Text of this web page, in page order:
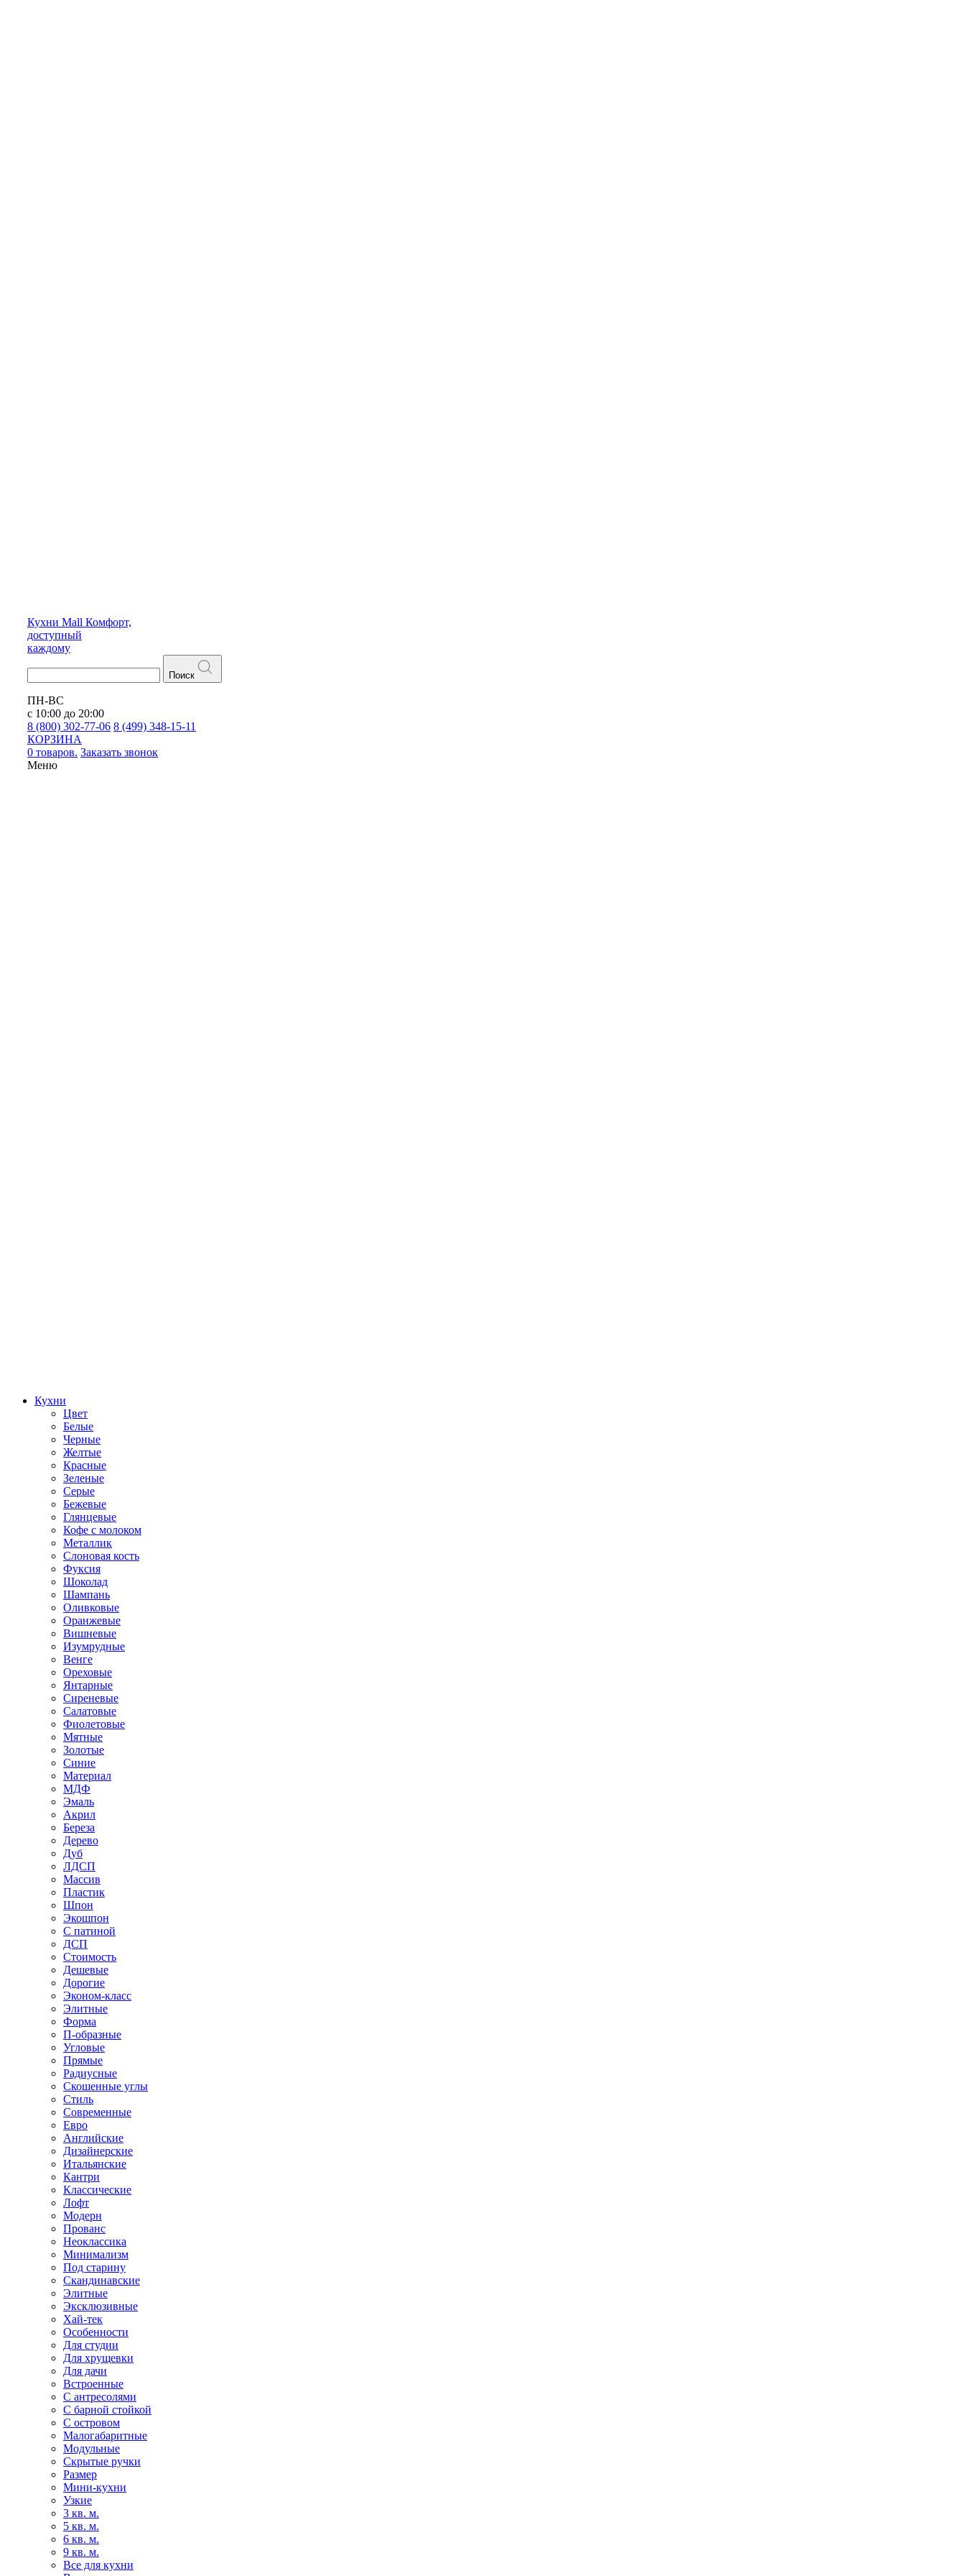
Кухни Mall Комфорт,
доступный
каждому
Поиск
ПН-ВС
с 10:00 до 20:00
8 (800) 302-77-06 8 (499) 348-15-11
КОРЗИНА
0 товаров. Заказать звонок
Меню
Кухни
Цвет
Белые
Черные
Желтые
Красные
Зеленые
Серые
Бежевые
Глянцевые
Кофе с молоком
Металлик
Слоновая кость
Фуксия
Шоколад
Шампань
Оливковые
Оранжевые
Вишневые
Изумрудные
Венге
Ореховые
Янтарные
Сиреневые
Салатовые
Фиолетовые
Мятные
Золотые
Синие
Материал
МДФ
Эмаль
Акрил
Береза
Дерево
Дуб
ЛДСП
Массив
Пластик
Шпон
Экошпон
С патиной
ДСП
Стоимость
Дешевые
Дорогие
Эконом-класс
Элитные
Форма
П-образные
Угловые
Прямые
Радиусные
Скошенные углы
Стиль
Современные
Евро
Английские
Дизайнерские
Итальянские
Кантри
Классические
Лофт
Модерн
Прованс
Неоклассика
Минимализм
Под старину
Скандинавские
Элитные
Эксклюзивные
Хай-тек
Особенности
Для студии
Для хрущевки
Для дачи
Встроенные
С антресолями
С барной стойкой
С островом
Малогабаритные
Модульные
Скрытые ручки
Размер
Мини-кухни
Узкие
3 кв. м.
5 кв. м.
6 кв. м.
9 кв. м.
Все для кухни